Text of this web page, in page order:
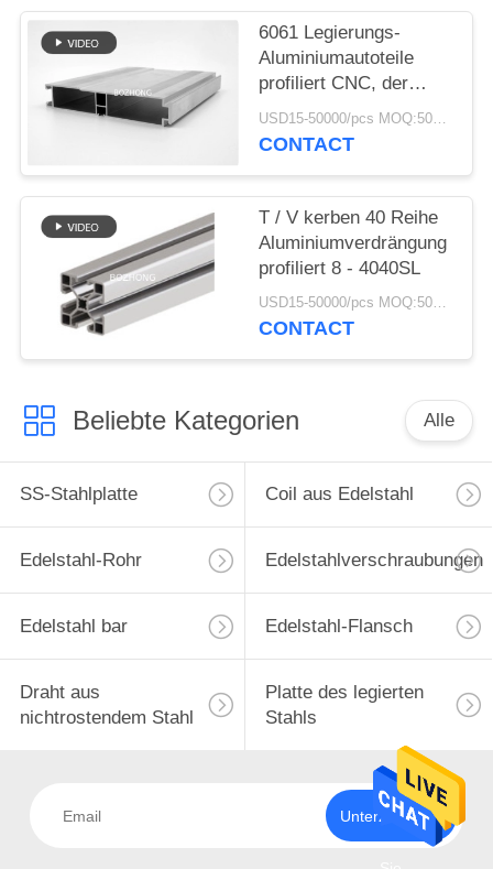
6061 Legierungs-
Aluminiumautoteile
profiliert CNC, der
hohe Präzision
maschinell bearbeitet
USD15-50000/pcs MOQ:500kg
CONTACT
T / V kerben 40 Reihe
Aluminiumverdrängung
profiliert 8 - 4040SL
USD15-50000/pcs MOQ:500kg
CONTACT
Beliebte Kategorien Alle
SS-Stahlplatte Coil aus Edelstahl
Edelstahl-Rohr Edelstahlverschraubungen
Edelstahl bar Edelstahl-Flansch
Draht aus
nichtrostendem Stahl
Platte des legierten
Stahls
Unterzeichnen